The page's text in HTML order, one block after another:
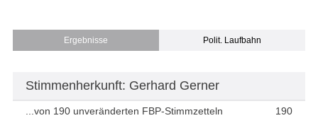
Ergebnisse Polit. Laufbahn
Stimmenherkunft: Gerhard Gerner
...von 190 unveränderten FBP-Stimmzetteln
190